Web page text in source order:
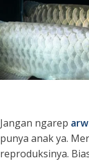
Jangan ngarep
punya anak ya.
reproduksinya.